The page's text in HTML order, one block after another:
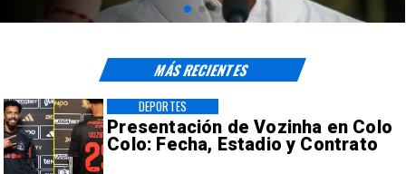
Presentación de Vozinha en Colo
Colo: Fecha, Estadio y Contrato
DEPORTES
MÁS RECIENTES